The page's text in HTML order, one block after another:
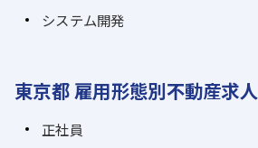
システム開発
東京都 雇用形態別不動産求人
正社員